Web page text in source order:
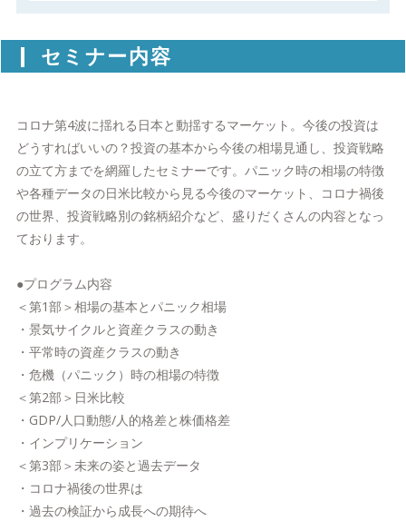
セミナー内容
コロナ第4波に揺れる日本と動揺するマーケット。今後の投資は
どうすればいいの？投資の基本から今後の相場見通し、投資戦略
の立て方までを網羅したセミナーです。パニック時の相場の特徴
や各種データの日米比較から見る今後のマーケット、コロナ禍後
の世界、投資戦略別の銘柄紹介など、盛りだくさんの内容となっ
ております。
●プログラム内容
＜第1部＞相場の基本とパニック相場
・景気サイクルと資産クラスの動き
・平常時の資産クラスの動き
・危機（パニック）時の相場の特徴
＜第2部＞日米比較
・GDP/人口動態/人的格差と株価格差
・インプリケーション
＜第3部＞未来の姿と過去データ
・コロナ禍後の世界は
・過去の検証から成長への期待へ